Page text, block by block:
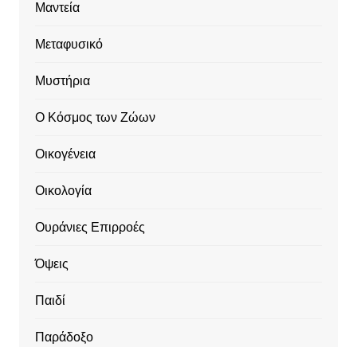
Μαντεία
Μεταφυσικό
Μυστήρια
Ο Κόσμος των Ζώων
Οικογένεια
Οικολογία
Ουράνιες Επιρροές
Όψεις
Παιδί
Παράδοξο